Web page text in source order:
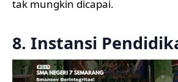
tak mungkin dicapai.
8. Instansi